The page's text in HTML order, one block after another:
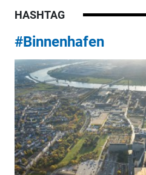
HASHTAG
#Binnenhafen